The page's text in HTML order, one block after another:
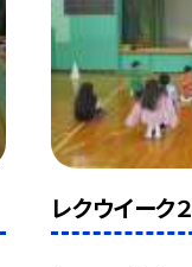
レクウイーク２